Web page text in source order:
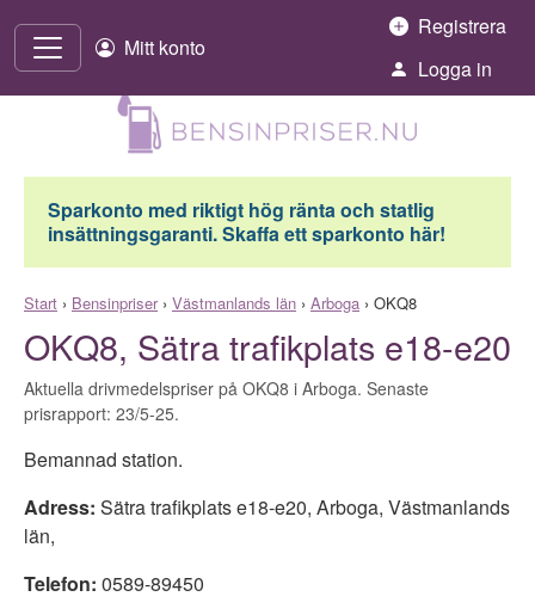
Mitt konto
Registrera
Logga in
Sparkonto med riktigt hög ränta och statlig
insättningsgaranti. Skaffa ett sparkonto här!
Start › Bensinpriser› Västmanlands län › Arboga › OKQ8
OKQ8, Sätra trafikplats e18-e20
Aktuella drivmedelspriser på OKQ8 i Arboga. Senaste
prisrapport: 23/5-25.
Bemannad station.
Adress: Sätra trafikplats e18-e20, Arboga, Västmanlands
län,
Telefon: 0589-89450